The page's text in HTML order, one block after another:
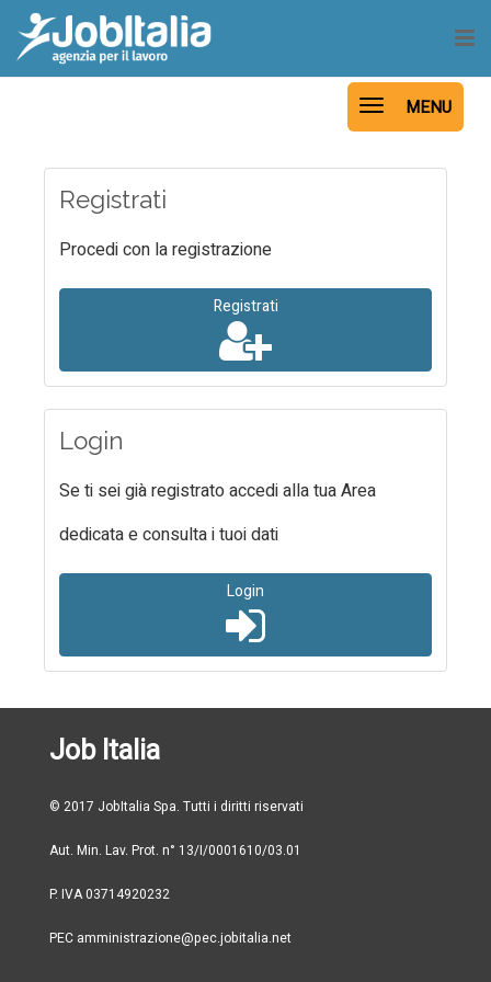
TOGGLEMENU
Registrati
Procedi con la registrazione
Registrati
Login
Se ti sei già registrato accedi alla tua Area
dedicata e consulta i tuoi dati
Login
Job Italia
© 2017 JobItalia Spa. Tutti i diritti riservati
Aut. Min. Lav. Prot. n° 13/I/0001610/03.01
P. IVA 03714920232
PEC amministrazione@pec.jobitalia.net